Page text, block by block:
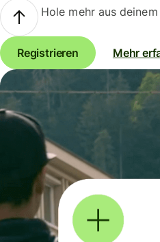
Hole mehr aus
Registrieren Mehr